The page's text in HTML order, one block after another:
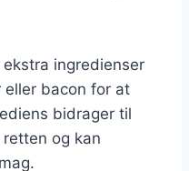
ingredienser
eller bacon for at
bidrager til
og kan